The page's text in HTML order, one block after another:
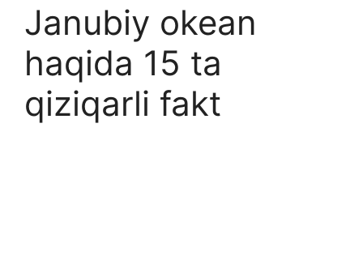
Janubiy okean
haqida 15 ta
qiziqarli fakt